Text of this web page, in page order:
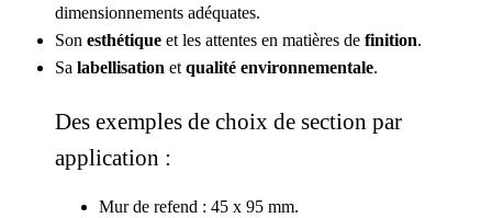
dimensionnements adéquates.
Son esthétique et les attentes en matières de finition.
Sa labellisation et qualité environnementale.
Des exemples de choix de section par
application :
Mur de refend : 45 x 95 mm.